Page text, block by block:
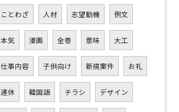
ことわざ 人材 志望動機 例文
本気 漫画 全巻 意味 大工
仕事内容 子供向け 新規案件 お礼
連休 韓国語 チラシ デザイン